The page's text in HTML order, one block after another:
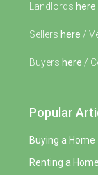
Landlords here
Sellers here /
Buyers here /
Popular
Buying a Home
Renting a Home